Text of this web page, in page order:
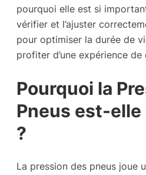
pourquoi elle est si
vérifier et l’ajuster
pour optimiser la durée de
profiter d’une expérience
Pourquoi la
Pneus est-
?
La pression des pneus joue